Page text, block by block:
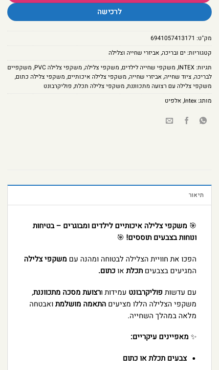
לרכישה
מק"ט: 6941057413171
קטגוריות: ים ובריכה, אביזרי שחייה וצלילה
תגיות: INTEX
, משקפי שחייה לילדים, משקפי צלילה, משקפי צלילה PVC , משקפיים
לבריכה, ציוד שחייה, אביזרי שחייה, משקפי צלילה איכותיים, משקפי צלילה כתום,
משקפי צלילה עם רצועה מתכווננת, משקפי צלילה תכלת, פוליקרבונט
מותג:Intex
, אלפיט
תיאור
🎯 משקפי צלילה איכותיים לילדים ומבוגרים – בטיחות
ונוחות בצבעים תוססים! 🎯
הפכו את חוויית הצלילה לבטוחה ומהנה עם משקפי צלילה
המגיעים בצבעים תכלת אוכתום.
עם עדשות פוליקרבונט עמידות ורצועת מסכה מתכווננת,
משקפי הצלילה הללו מציעים התאמה מושלמתואבטחה
מלאה במהלך השחייה.
✨מאפיינים עיקריים:
צבעים תכלת או כתום